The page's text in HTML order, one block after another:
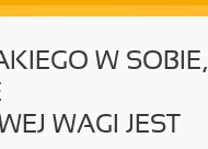
W SOBIE,
WAGI JEST